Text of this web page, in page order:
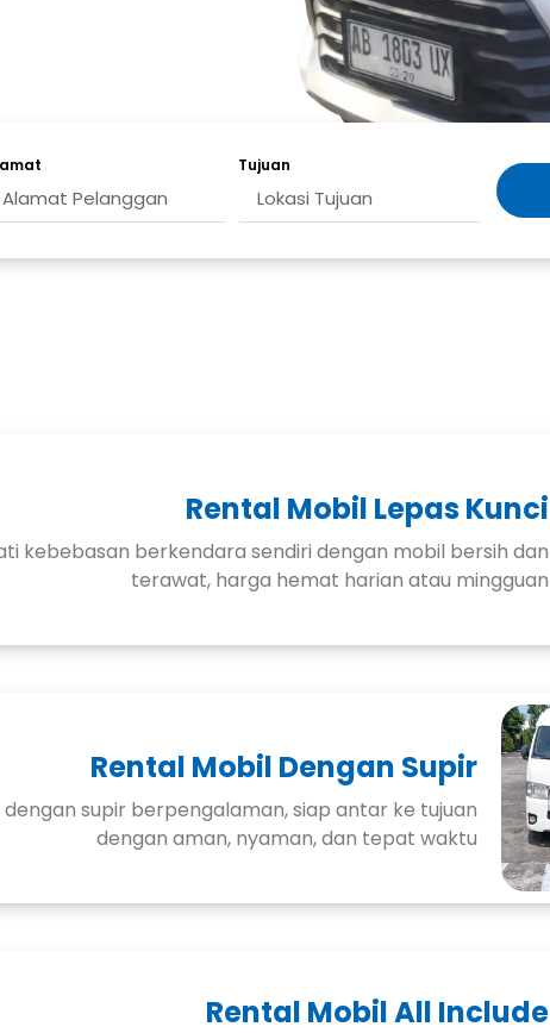
Tujuan
Rental Mobil Lepas Kunci
kebebasan berkendara sendiri dengan mobil bersih dan
terawat, harga hemat harian atau mingguan
Rental Mobil Dengan Supir
dengan supir berpengalaman, siap antar ke tujuan
dengan aman, nyaman, dan tepat waktu
Rental Mobil All Include